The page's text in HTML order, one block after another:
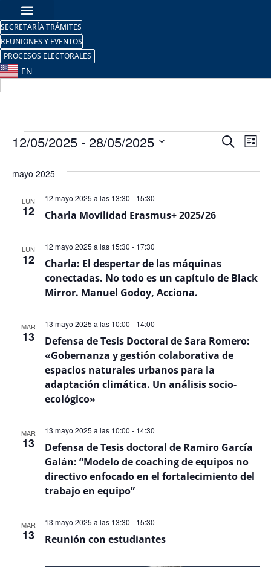
SECRETARÍA TRÁMITES
REUNIONES Y EVENTOS
PROCESOS ELECTORALES
EN
de
de
BuscarLista
12/05/2025 - 28/05/2025
fecha.
mayo 2025
LUN
12 Charla Movilidad Erasmus+ 2025/26
12 mayo 2025 a las 13:30 - 15:30
LUN
12
Charla: El despertar de las máquinas
conectadas. No todo es un capítulo de Black
Mirror. Manuel Godoy, Acciona.
12 mayo 2025 a las 15:30 - 17:30
MAR
13
Defensa de Tesis Doctoral de Sara Romero:
«Gobernanza y gestión colaborativa de
espacios naturales urbanos para la
adaptación climática. Un análisis socio-
ecológico»
13 mayo 2025 a las 10:00 - 14:00
MAR
13
Defensa de Tesis doctoral de Ramiro García
Galán: “Modelo de coaching de equipos no
directivo enfocado en el fortalecimiento del
trabajo en equipo”
13 mayo 2025 a las 10:00 - 14:30
MAR
13 Reunión con estudiantes
13 mayo 2025 a las 13:30 - 15:30